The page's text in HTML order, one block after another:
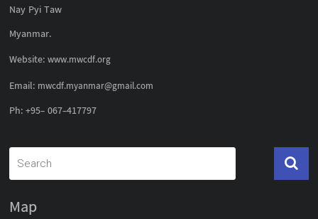
Nay Pyi Taw
Myanmar.
Website:www.mwcdf.org
Email: mwcdf.myanmar@gmail.com
Ph: +95- 067-417797
Map